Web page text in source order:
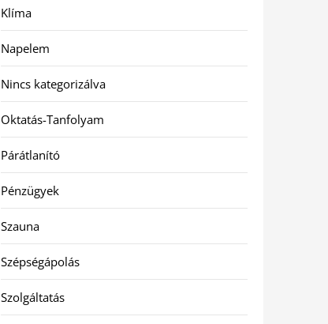
Klíma
Napelem
Nincs kategorizálva
Oktatás-Tanfolyam
Párátlanító
Pénzügyek
Szauna
Szépségápolás
Szolgáltatás